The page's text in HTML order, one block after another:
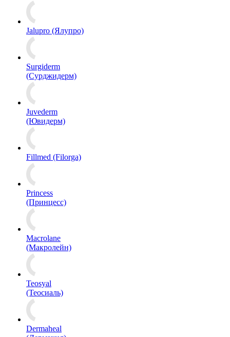
Jalupro (Ялупро)
Surgiderm
(Сурджидерм)
Juvederm
(Ювидерм)
Fillmed (Filorga)
Princess
(Принцесс)
Macrolane
(Макролейн)
Teosyal
(Теосиаль)
Dermaheal